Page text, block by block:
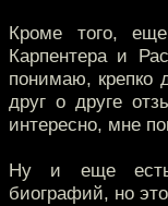
Кроме того, еще
Карпентера и
понимаю, крепко
друг о друге
интересно, мне
Ну и еще есть
биографий, но